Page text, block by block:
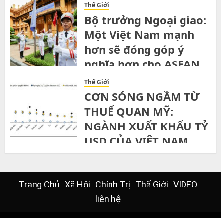
Thế Giới
Bộ trưởng Ngoại giao:
Một Việt Nam mạnh
hơn sẽ đóng góp ý
nghĩa hơn cho ASEAN
SATURDAY, 1ST AUGUST, 2026
Thế Giới
CƠN SÓNG NGẦM TỪ
THUẾ QUAN MỸ:
NGÀNH XUẤT KHẨU TỶ
USD CỦA VIỆT NAM
ĐỨNG TRƯỚC NGÃ RẼ”
Trang Chủ Xã Hội Chính Trị Thế Giới VIDEO
liên hệ